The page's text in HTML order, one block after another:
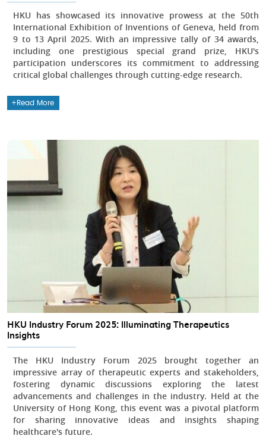
HKU has showcased its innovative prowess at the 50th
International Exhibition of Inventions of Geneva, held from
9 to 13 April 2025. With an impressive tally of 34 awards,
including one prestigious special grand prize, HKU's
participation underscores its commitment to addressing
critical global challenges through cutting-edge research.
Read More
HKU Industry Forum 2025: Illuminating Therapeutics
Insights
The HKU Industry Forum 2025 brought together an
impressive array of therapeutic experts and stakeholders,
fostering dynamic discussions exploring the latest
advancements and challenges in the industry. Held at the
University of Hong Kong, this event was a pivotal platform
for sharing innovative ideas and insights shaping
healthcare's future.